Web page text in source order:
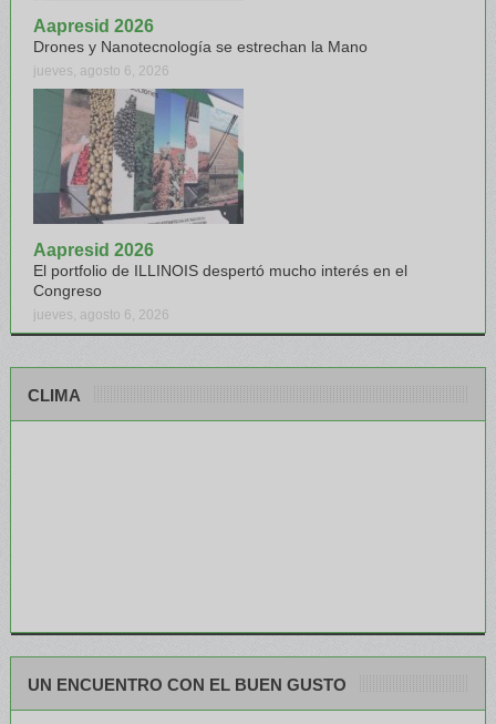
Aapresid 2026
Drones y Nanotecnología se estrechan la Mano
jueves, agosto 6, 2026
Aapresid 2026
El portfolio de ILLINOIS despertó mucho interés en el
Congreso
jueves, agosto 6, 2026
CLIMA
UN ENCUENTRO CON EL BUEN GUSTO